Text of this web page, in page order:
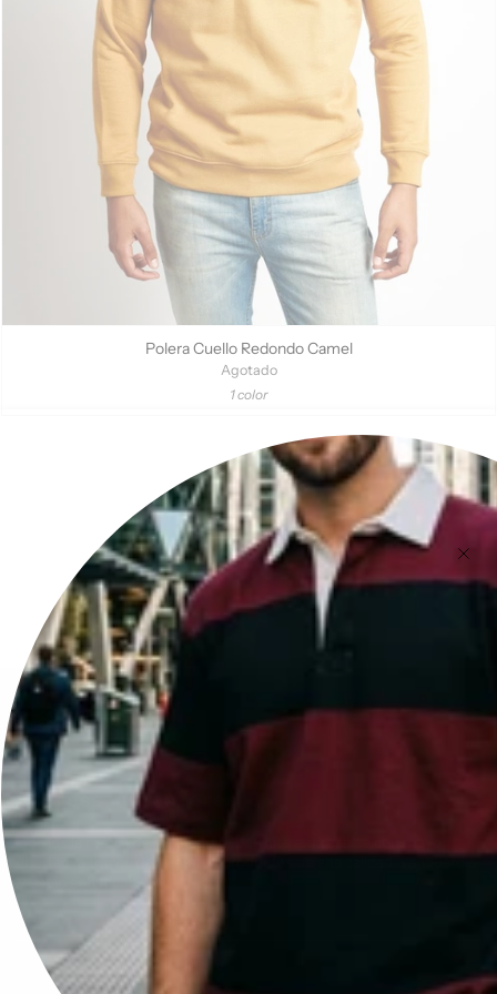
¡Añádelo a tu guardarropa y destaca con elegancia y confort en
cualquier ocasión!
Polera Cuello Redondo Camel
Agotado
1 color
Expresa quien eres
Somos la marca de ropa que te permite expresarte con mayor
libertad, a través de nuestros productos de alta calidad, vanguardia